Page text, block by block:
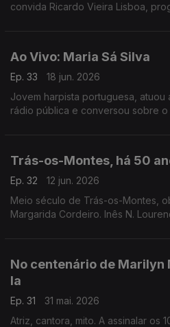
convida Ricardo Vieira Lisboa,
Ao Vivo: Maria Sá Silva
Ep. 33
18 jun. 2026
Jovem harpista portuguesa,
rádio pública e conversou sobre
Trás-os-Montes, há 50
Ep. 32
12 jun. 2026
Meio século de Trás-os-Montes,
Margarida Cordeiro. Inês N.
No centenário de Marilyn
la
Ep. 31
31 mai. 2026
Atriz, cantora, mito. A assinalar os